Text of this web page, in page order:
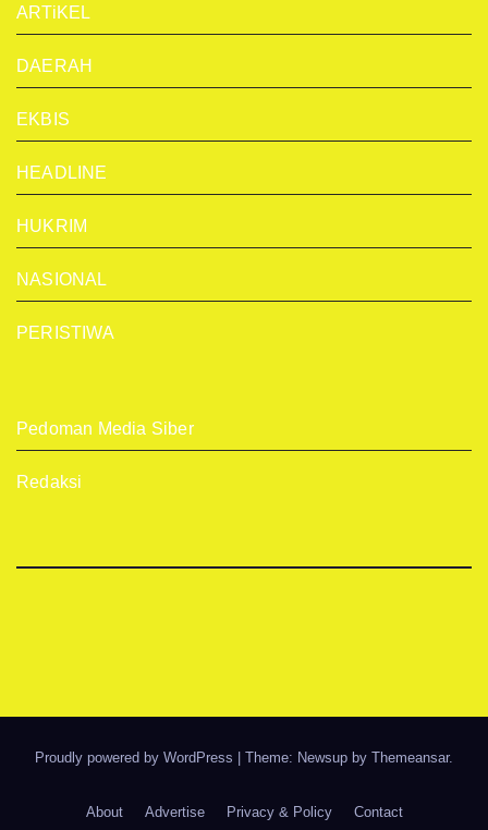
ARTiKEL
DAERAH
EKBIS
HEADLINE
HUKRIM
NASIONAL
PERISTIWA
Pedoman Media Siber
Redaksi
Proudly powered by WordPress Theme: Newsup by Themeansar.
About Advertise Privacy & Policy Contact